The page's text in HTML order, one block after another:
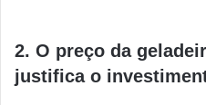
2. O preço da
justifica o